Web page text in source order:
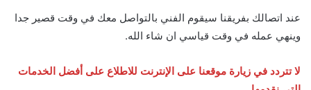
عند اتصالك بفريقنا سيقوم الفني بالتواصل معك في وقت قصير جدا
وينهي عمله في وقت قياسي ان شاء الله.
لا تتردد في زيارة موقعنا على الإنترنت للاطلاع على أفضل الخدمات